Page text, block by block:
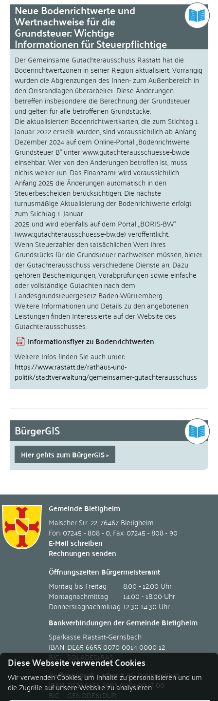
Neue Bodenrichtwerte und
Wertnachweise für die
Grundsteuer: Wichtige
Informationen für Steuerpflichtige
Der Gemeinsame Gutachterausschuss Rastatt hat die
Bodenrichtwertzonen in seiner Region aktualisiert. Vorrangig
wurden die Abgrenzungen des Innen- zum Außenbereich in
den Ortsrandlagen überarbeitet. Diese Änderungen
betreffen insbesondere die Berechnung der Grundsteuer
und gelten für alle betroffenen Grundstücke.
Die aktualisierten Bodenrichtwertkarten, die zum Stichtag 1.
Januar 2022 erstellt wurden, sind voraussichtlich ab Anfang
Dezember 2024 auf dem Online-Portal „Bodenrichtwerte
Grundsteuer B“ unter www.gutachterausschuesse-bw.de
einsehbar. Wer von den Änderungen betroffen ist, muss
nichts weiter tun. Das Finanzamt wird voraussichtlich
Anfang 2025 die Änderungen automatisch in den
Steuerbescheiden berücksichtigen. Die nächste
turnusmäßige Aktualisierung der Bodenrichtwerte erfolgt
zum Stichtag 1. Januar
2025 und wird ebenfalls auf dem Portal „BORIS-BW“
(www.gutachterausschuesse-bw.de) veröffentlicht.
Wenn Steuerzahler den tatsächlichen Wert ihres
Grundstücks für die Grundsteuer nachweisen müssen, bietet
der Gutachterausschuss verschiedene Dienste an. Dazu
gehören Bescheinigungen, Vorabprüfungen sowie einfache
oder vollständige Gutachten nach dem
Landesgrundsteuergesetz Baden-Württemberg.
Weitere Informationen und Details zu den angebotenen
Leistungen finden Interessierte auf der Website des
Gutachterausschusses.
Informationsflyer zu Bodenrichtwerten
Weitere Infos finden Sie auch unter:
https://www.rastatt.de/rathaus-und-
politik/stadtverwaltung/gemeinsamer-gutachterausschuss
BürgerGIS
Hier gehts zum BürgerGIS
Gemeinde Bietigheim
Malscher Str. 22,76467Bietigheim
Fon: 07245 - 808 - 0,Fax: 07245 - 808 - 90
E-Mail schreiben
Rechnungen senden
Öffnungszeiten Bürgermeisteramt
Montag bis Freitag
8.00 - 12.00 Uhr
Montagnachmittag
14.00 - 18.00 Uhr
Donnerstagnachmittag 12.30-14.30 Uhr
Bankverbindungen der Gemeinde Bietigheim
Sparkasse Rastatt-Gernsbach
IBAN DE65 6655 0070 0014 0000 12
BIC
SOLADES1RAS
Raiffeisenbank Südhardt eG Durmersheim
IBANDE22 6656 2053 0001 0047 00
BIC
GENODE61DUR
Diese Webseite verwendet Cookies
Wir verwenden Cookies, um Inhalte zu personalisieren und um
die Zugriffe auf unsere Website zu analysieren.